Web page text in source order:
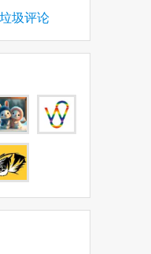
圾评论